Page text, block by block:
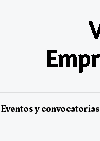
Eventos y convocatorias